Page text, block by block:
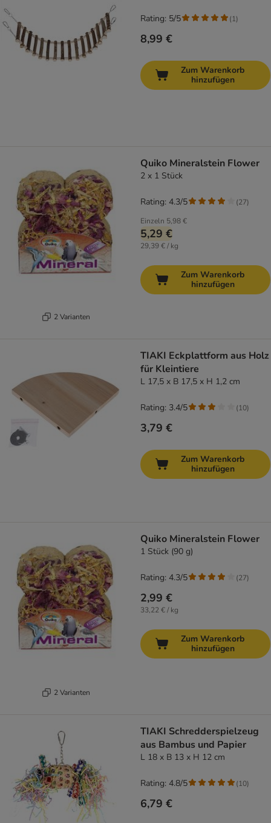
8,99 €
Rating: 5/5 (1)
Zum Warenkorb
hinzufügen
2 Varianten
Quiko Mineralstein Flower
2 x 1 Stück
Einzeln 5,98 €
5,29 €
29,39 € / kg
Rating: 4.3/5 (27)
Zum Warenkorb
hinzufügen
TIAKI Eckplattform aus Holz
für Kleintiere
L 17,5 x B 17,5 x H 1,2 cm
3,79 €
Rating: 3.4/5 (10)
Zum Warenkorb
hinzufügen
2 Varianten
Quiko Mineralstein Flower
1 Stück (90 g)
2,99 €
33,22 € / kg
Rating: 4.3/5 (27)
Zum Warenkorb
hinzufügen
TIAKI Schredderspielzeug
aus Bambus und Papier
L 18 x B 13 x H 12 cm
6,79 €
Rating: 4.8/5 (10)